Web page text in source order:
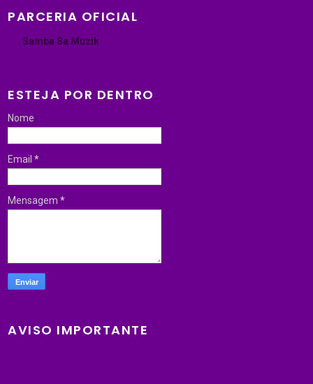
PARCERIA OFICIAL
Samba Sa Muzik
ESTEJA POR DENTRO
Nome
Email*
Mensagem*
AVISO IMPORTANTE